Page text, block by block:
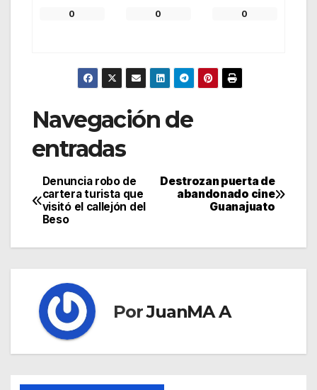
0 0 0
Navegación de
entradas
Destrozan puerta de
abandonado cine
Guanajuato
Denuncia robo de
cartera turista que
visitó el callejón del
Beso
PorJuanMA A